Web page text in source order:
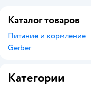
Каталог товаров
Питание и кормление
Gerber
Категории